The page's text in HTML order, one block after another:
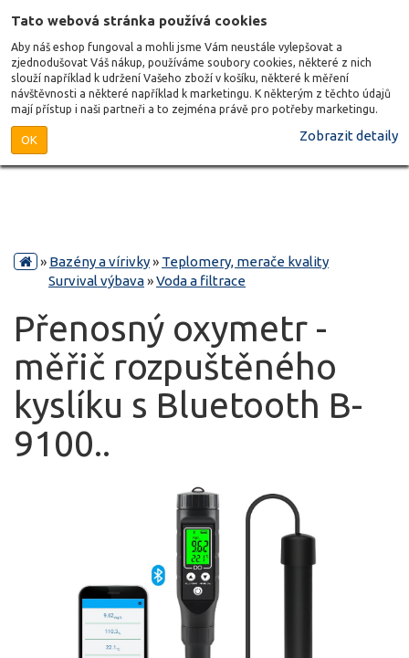
Tato webová stránka používá cookies
Aby náš eshop fungoval a mohli jsme Vám neustále vylepšovat a
zjednodušovat Váš nákup, používáme soubory cookies, některé z nich
slouží například k udržení Vašeho zboží v košíku, některé k měření
návštěvnosti a některé například k marketingu. K některým z těchto údajů
mají přístup i naši partneři a to zejména právě pro potřeby marketingu.
OK Zobrazit detaily
» Bazény a vírivky» Teplomery, merače kvality
Survival výbava»Voda a filtrace
Přenosný oxymetr -
měřič rozpuštěného
kyslíku s Bluetooth B-
9100..